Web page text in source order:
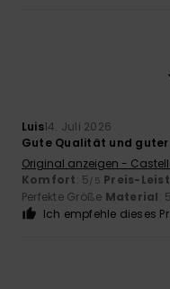
Luis14. Juli 2026
Gute Qualität und guter
Original anzeigen -
Komfort: 5/5 Preis-
Perfekte Größe Material: 5
Ich empfehle dieses